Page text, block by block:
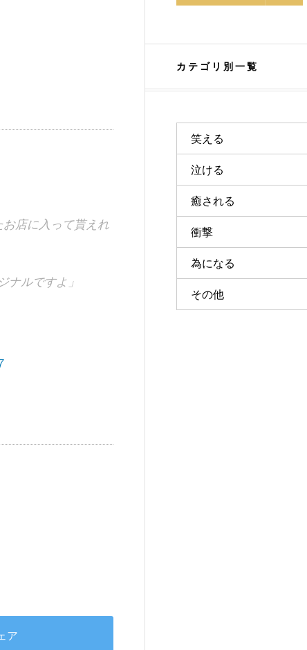
店に入って貰えれ
ナルですよ」
ア
カテゴリ別一覧
笑える
泣ける
癒される
衝撃
為になる
その他